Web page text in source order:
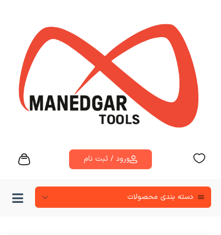
ورود / ثبت نام
دسته‌ بندی محصولات